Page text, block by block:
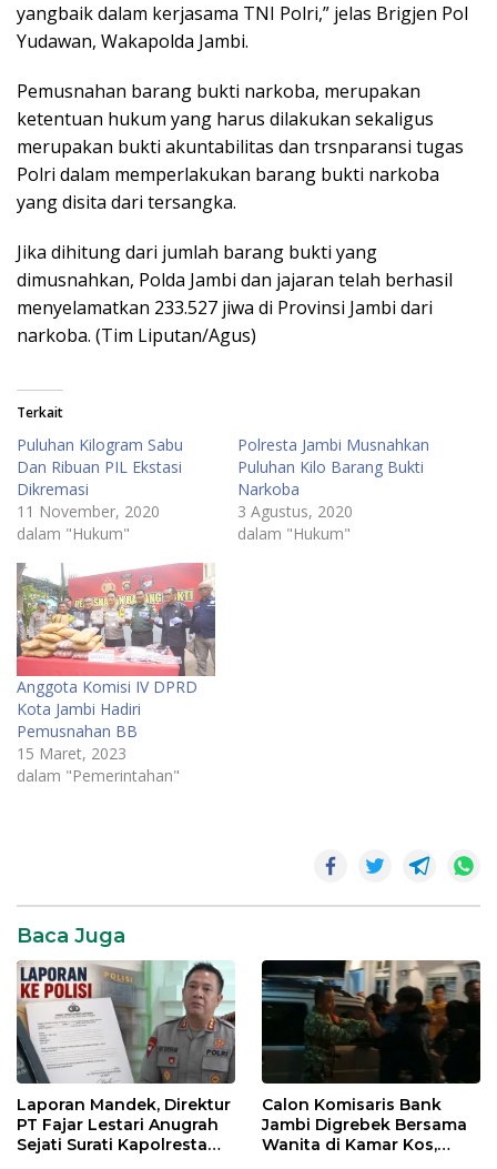
yangbaik dalam kerjasama TNI Polri,” jelas Brigjen Pol
Yudawan, Wakapolda Jambi.
Pemusnahan barang bukti narkoba, merupakan
ketentuan hukum yang harus dilakukan sekaligus
merupakan bukti akuntabilitas dan trsnparansi tugas
Polri dalam memperlakukan barang bukti narkoba
yang disita dari tersangka.
Jika dihitung dari jumlah barang bukti yang
dimusnahkan, Polda Jambi dan jajaran telah berhasil
menyelamatkan 233.527 jiwa di Provinsi Jambi dari
narkoba. (Tim Liputan/Agus)
Terkait
Puluhan Kilogram Sabu
Dan Ribuan PIL Ekstasi
Dikremasi
11 November, 2020
dalam "Hukum"
Polresta Jambi Musnahkan
Puluhan Kilo Barang Bukti
Narkoba
3 Agustus, 2020
dalam "Hukum"
Anggota Komisi IV DPRD
Kota Jambi Hadiri
Pemusnahan BB
15 Maret, 2023
dalam "Pemerintahan"
Polda
Baca Juga
Laporan Mandek, Direktur
PT Fajar Lestari Anugrah
Sejati Surati Kapolresta
Calon Komisaris Bank
Jambi Digrebek Bersama
Wanita di Kamar Kos,